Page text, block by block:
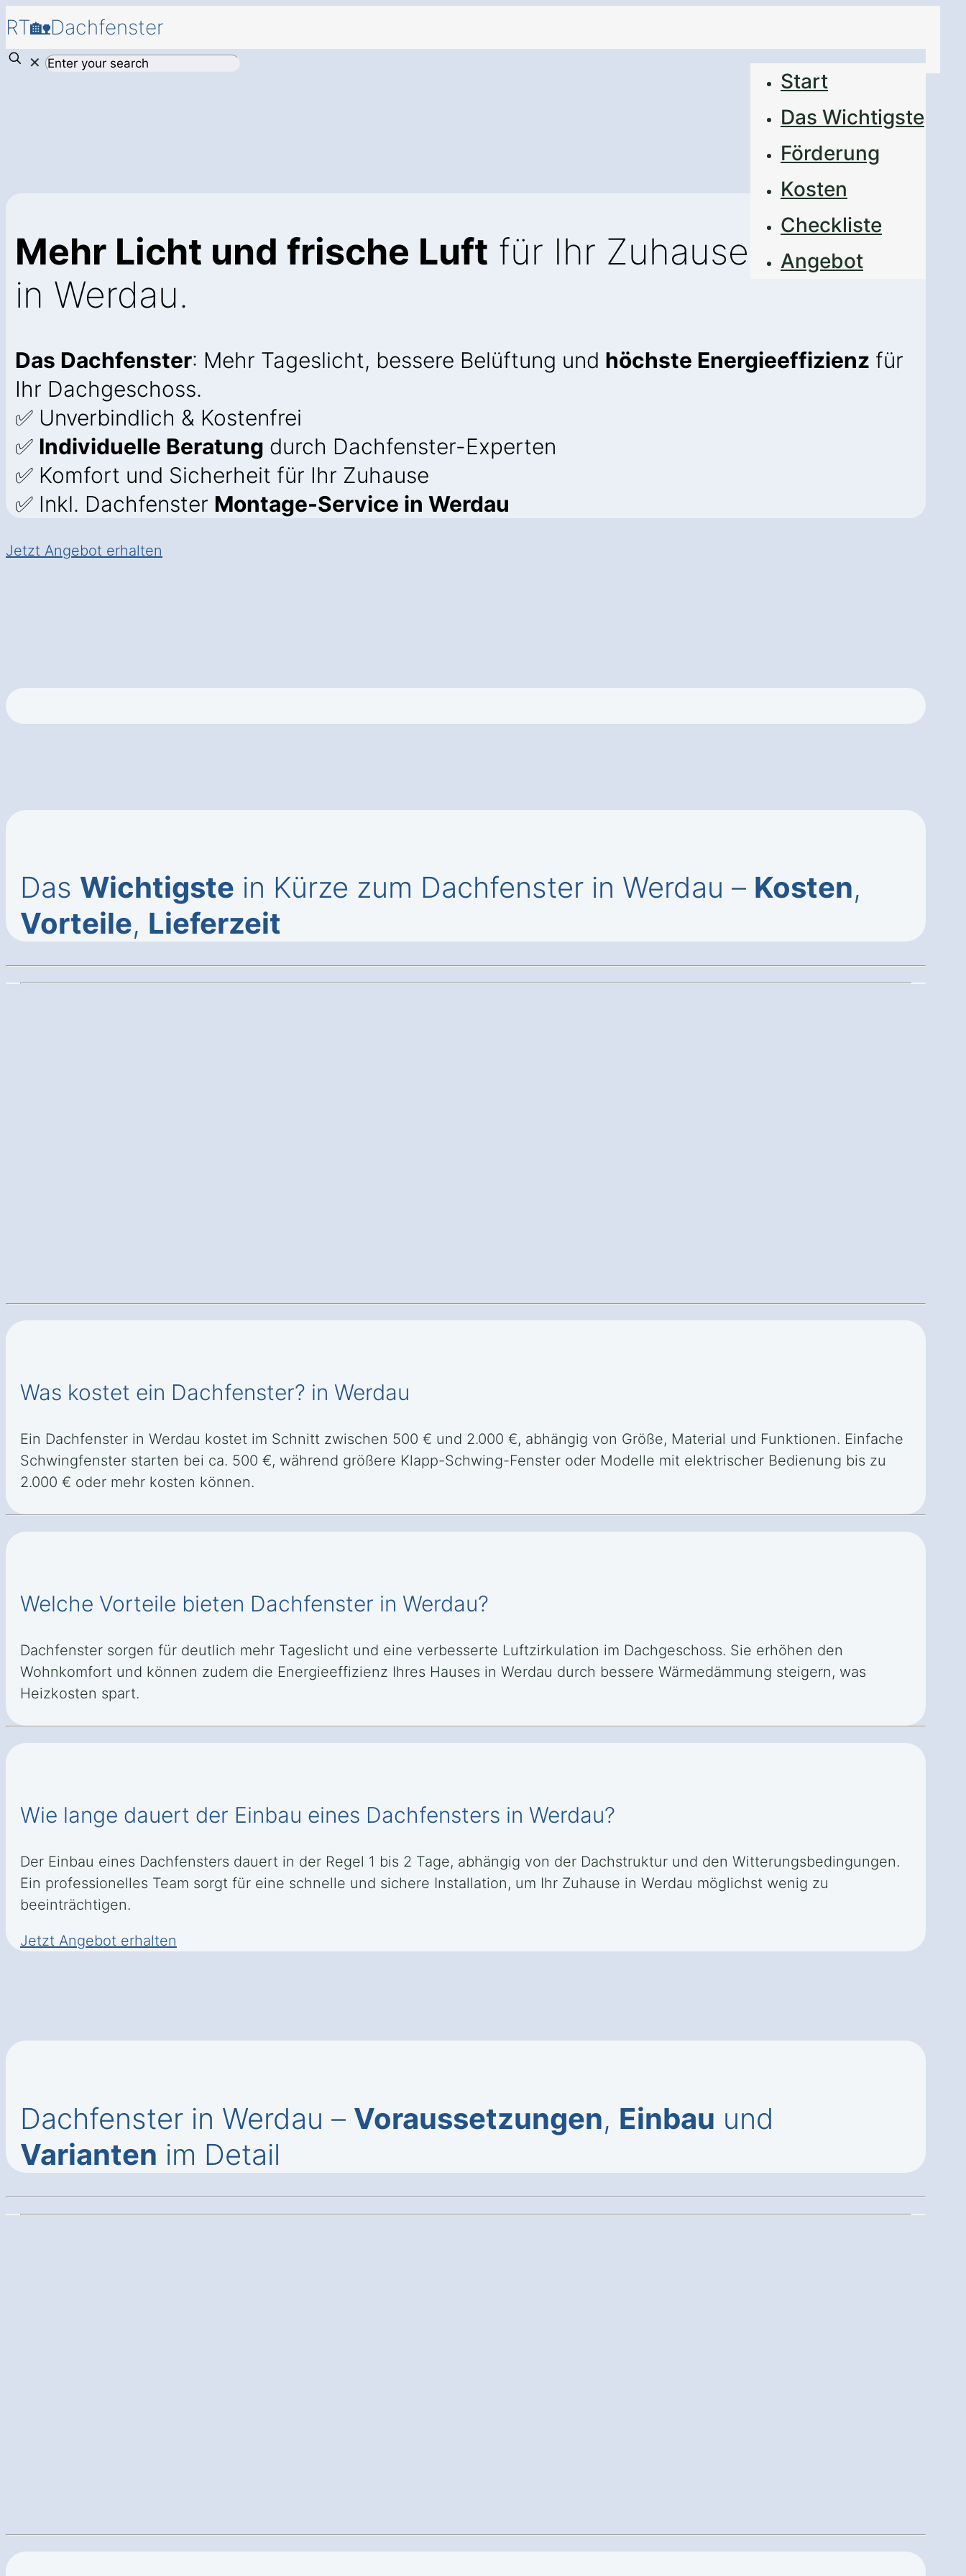
RT🏡Dachfenster
Start
Das Wichtigste
Förderung
Kosten
Checkliste
Angebot
✕
Mehr Licht und frische Luft für Ihr Zuhause
in Werdau.
Das Dachfenster: Mehr Tageslicht, bessere Belüftung und höchste Energieeffizienz für
Ihr Dachgeschoss.
✅ Unverbindlich & Kostenfrei
✅ Individuelle Beratung durch Dachfenster-Experten
✅ Komfort und Sicherheit für Ihr Zuhause
✅ Inkl. Dachfenster Montage-Service in Werdau
Jetzt Angebot erhalten
Das Wichtigste in Kürze zum Dachfenster in Werdau – Kosten,
Vorteile, Lieferzeit
Was kostet ein Dachfenster? in Werdau
Ein Dachfenster in Werdau kostet im Schnitt zwischen 500 € und 2.000 €, abhängig von Größe, Material und Funktionen. Einfache
Schwingfenster starten bei ca. 500 €, während größere Klapp-Schwing-Fenster oder Modelle mit elektrischer Bedienung bis zu
2.000 € oder mehr kosten können.
Welche Vorteile bieten Dachfenster in Werdau?
Dachfenster sorgen für deutlich mehr Tageslicht und eine verbesserte Luftzirkulation im Dachgeschoss. Sie erhöhen den
Wohnkomfort und können zudem die Energieeffizienz Ihres Hauses in Werdau durch bessere Wärmedämmung steigern, was
Heizkosten spart.
Wie lange dauert der Einbau eines Dachfensters in Werdau?
Der Einbau eines Dachfensters dauert in der Regel 1 bis 2 Tage, abhängig von der Dachstruktur und den Witterungsbedingungen.
Ein professionelles Team sorgt für eine schnelle und sichere Installation, um Ihr Zuhause in Werdau möglichst wenig zu
beeinträchtigen.
Jetzt Angebot erhalten
Dachfenster in Werdau – Voraussetzungen, Einbau und
Varianten im Detail